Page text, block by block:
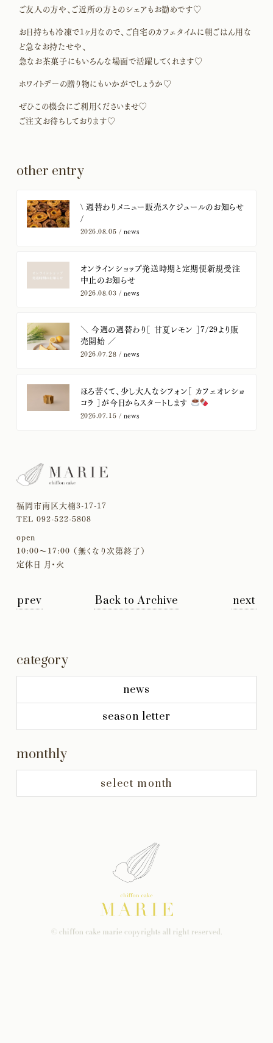
ご友人の方や、ご近所の方とのシェアもお勧めです♡
お日持ちも冷凍で1ヶ月なので、ご自宅のカフェタイムに朝ごはん用な
ど急なお持たせや、
急なお茶菓子にもいろんな場面で活躍してくれます♡
ホワイトデーの贈り物にもいかがでしょうか♡
ぜひこの機会にご利用くださいませ♡
ご注文お待ちしております♡
other entry
​\ 週替わりメニュー販売スケジュールのお知らせ
/
2026.08.05 / news
オンラインショップ発送時期と定期便新規受注
中止のお知らせ
2026.08.03 / news
＼ 今週の週替わり［ 甘夏レモン ］7/29より販
売開始 ／
2026.07.28 / news
ほろ苦くて、少し大人なシフォン［ カフェオレショ
コラ ］が今日からスタートします
2026.07.15 / news
福岡市南区大楠3-17-17
TEL 092-522-5808
open
10:00〜17:00 （無くなり次第終了）
定休日 月・火
prev next
Back to Archive
category
news
season letter
monthly
select month